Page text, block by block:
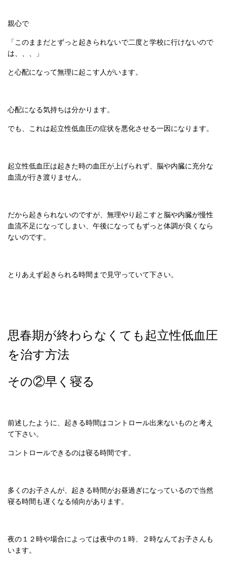
親心で
「このままだとずっと起きられないで二度と学校に行けないので
は、、、」
と心配になって無理に起こす人がいます。
心配になる気持ちは分かります。
でも、これは起立性低血圧の症状を悪化させる一因になります。
起立性低血圧は起きた時の血圧が上げられず、脳や内臓に充分な
血流が行き渡りません。
だから起きられないのですが、無理やり起こすと脳や内臓が慢性
血流不足になってしまい、午後になってもずっと体調が良くなら
ないのです。
とりあえず起きられる時間まで見守っていて下さい。
思春期が終わらなくても起立性低血圧
を治す方法
その②早く寝る
前述したように、起きる時間はコントロール出来ないものと考え
て下さい。
コントロールできるのは寝る時間です。
多くのお子さんが、起きる時間がお昼過ぎになっているので当然
寝る時間も遅くなる傾向があります。
夜の１２時や場合によっては夜中の１時、２時なんてお子さんも
います。